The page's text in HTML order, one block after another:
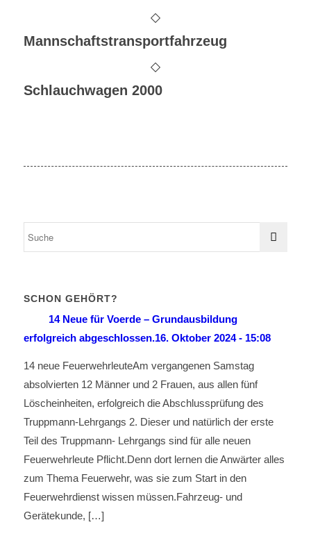
Mannschaftstransportfahrzeug
Schlauchwagen 2000
SCHON GEHÖRT?
14 Neue für Voerde – Grundausbildung
erfolgreich abgeschlossen.16. Oktober 2024 - 15:08
14 neue FeuerwehrleuteAm vergangenen Samstag
absolvierten 12 Männer und 2 Frauen, aus allen fünf
Löscheinheiten, erfolgreich die Abschlussprüfung des
Truppmann-Lehrgangs 2. Dieser und natürlich der erste
Teil des Truppmann- Lehrgangs sind für alle neuen
Feuerwehrleute Pflicht.Denn dort lernen die Anwärter alles
zum Thema Feuerwehr, was sie zum Start in den
Feuerwehrdienst wissen müssen.Fahrzeug- und
Gerätekunde, […]